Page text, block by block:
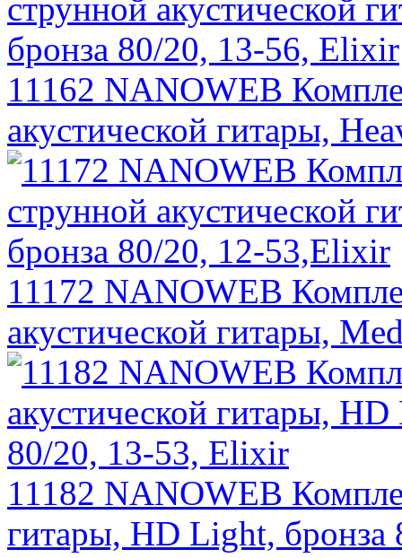
11162 NANOWEB
акустической гитары,
11172 NANOWEB
акустической гитары,
11182 NANOWEB
гитары, HD Light,